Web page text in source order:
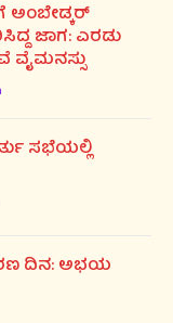
ಜಾಗ: ಎರಡು
ಸಭೆಯಲ್ಲಿ
ದಿನ: ಅಭಯ